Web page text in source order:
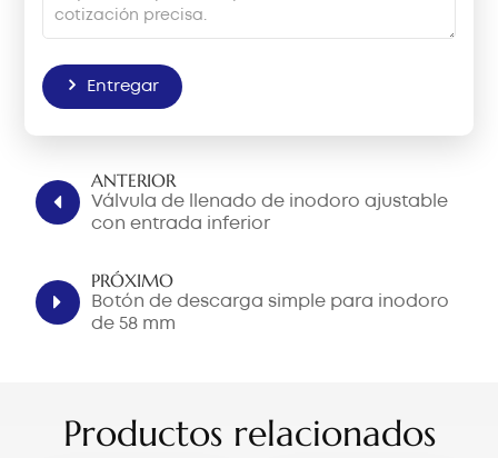
Entregar
ANTERIOR
Válvula de llenado de inodoro ajustable
con entrada inferior
PRÓXIMO
Botón de descarga simple para inodoro
de 58 mm
Productos relacionados